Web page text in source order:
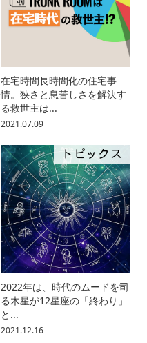
在宅時間長時間化の住宅事
情。狭さと息苦しさを解決す
る救世主は...
2021.07.09
トピックス
2022年は、時代のムードを司
る木星が12星座の「終わり」
と...
2021.12.16